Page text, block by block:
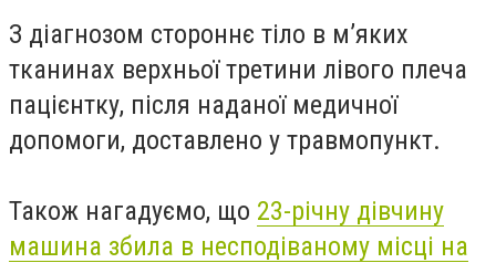
З діагнозом стороннє тіло в м’яких
тканинах верхньої третини лівого плеча
пацієнтку, після наданої медичної
допомоги, доставлено у травмопункт.
Також нагадуємо, що 23-річну дівчину
машина збила в несподіваному місці на